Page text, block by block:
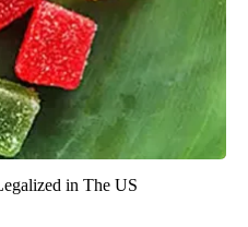
in The US